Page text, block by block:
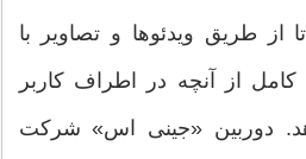
از طریق ویدئوها و تصاویر با
از آنچه در اطراف کاربر
دهد. دوربین «جینی اس» شرکت